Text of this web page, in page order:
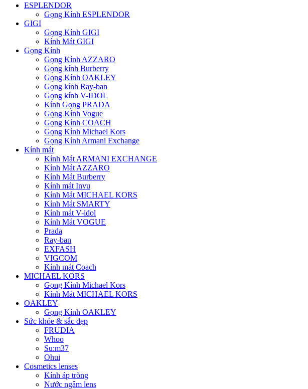
ESPLENDOR
Gọng Kính ESPLENDOR
GIGI
Gọng Kính GIGI
Kính Mát GIGI
Gọng Kính
Gọng Kính AZZARO
Gọng kính Burberry
Gọng Kính OAKLEY
Gọng kính Ray-ban
Gọng kính V-IDOL
Kính Gọng PRADA
Gọng Kính Vogue
Gọng Kính COACH
Gọng Kính Michael Kors
Gọng Kính Armani Exchange
Kính mát
Kính Mát ARMANI EXCHANGE
Kính Mát AZZARO
Kính Mát Burberry
Kính mát Invu
Kính Mát MICHAEL KORS
Kính Mát SMARTY
Kính mát V-idol
Kính Mát VOGUE
Prada
Ray-ban
EXFASH
VIGCOM
Kính mát Coach
MICHAEL KORS
Gọng Kính Michael Kors
Kính Mát MICHAEL KORS
OAKLEY
Gọng Kính OAKLEY
Sức khỏe & sắc đẹp
FRUDIA
Whoo
Su:m37
Ohui
Cosmetics lenses
Kính áp tròng
Nước ngâm lens